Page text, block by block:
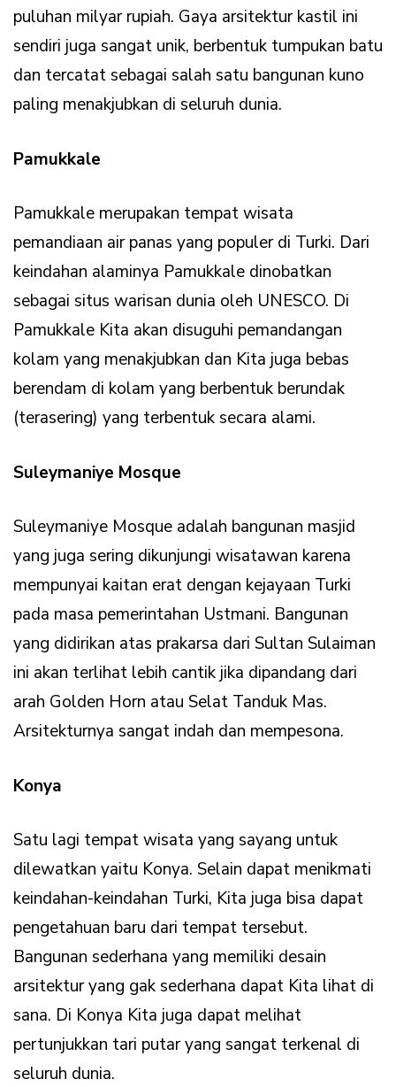
puluhan milyar rupiah. Gaya arsitektur kastil ini
sendiri juga sangat unik, berbentuk tumpukan batu
dan tercatat sebagai salah satu bangunan kuno
paling menakjubkan di seluruh dunia.
Pamukkale
Pamukkale merupakan tempat wisata
pemandiaan air panas yang populer di Turki. Dari
keindahan alaminya Pamukkale dinobatkan
sebagai situs warisan dunia oleh UNESCO. Di
Pamukkale Kita akan disuguhi pemandangan
kolam yang menakjubkan dan Kita juga bebas
berendam di kolam yang berbentuk berundak
(terasering) yang terbentuk secara alami.
Suleymaniye Mosque
Suleymaniye Mosque adalah bangunan masjid
yang juga sering dikunjungi wisatawan karena
mempunyai kaitan erat dengan kejayaan Turki
pada masa pemerintahan Ustmani. Bangunan
yang didirikan atas prakarsa dari Sultan Sulaiman
ini akan terlihat lebih cantik jika dipandang dari
arah Golden Horn atau Selat Tanduk Mas.
Arsitekturnya sangat indah dan mempesona.
Konya
Satu lagi tempat wisata yang sayang untuk
dilewatkan yaitu Konya. Selain dapat menikmati
keindahan-keindahan Turki, Kita juga bisa dapat
pengetahuan baru dari tempat tersebut.
Bangunan sederhana yang memiliki desain
arsitektur yang gak sederhana dapat Kita lihat di
sana. Di Konya Kita juga dapat melihat
pertunjukkan tari putar yang sangat terkenal di
seluruh dunia.